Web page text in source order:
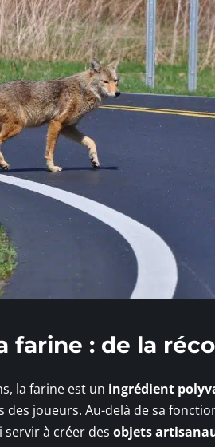
farine : de la
la farine est un ingrédient
joueurs. Au-delà de sa
servir à créer des objets